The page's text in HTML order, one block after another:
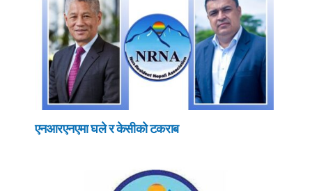
एनआरएनएमा घले र केसीको टकराब